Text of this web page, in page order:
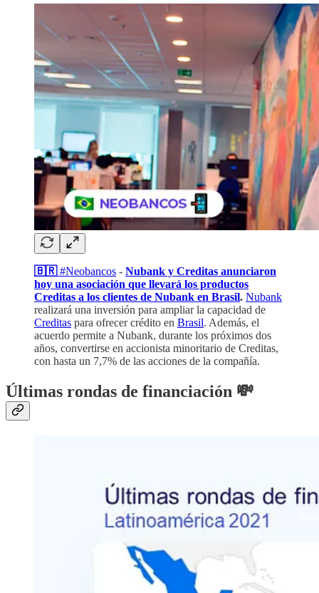
🇧🇷#Neobancos - Nubank y Creditas anunciaron
hoy una asociación que llevará los productos
Creditas a los clientes de Nubank en Brasil. Nubank
realizará una inversión para ampliar la capacidad de
Creditas para ofrecer crédito en Brasil. Además, el
acuerdo permite a Nubank, durante los próximos dos
años, convertirse en accionista minoritario de Creditas,
con hasta un 7,7% de las acciones de la compañía.
Últimas rondas de financiación 💸